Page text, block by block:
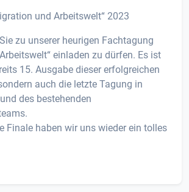
und Arbeitswelt“ 2023
zu unserer heurigen Fachtagung
einladen zu dürfen. Es ist
15. Ausgabe dieser erfolgreichen
auch die letzte Tagung in
des bestehenden
Finale haben wir uns wieder ein tolles